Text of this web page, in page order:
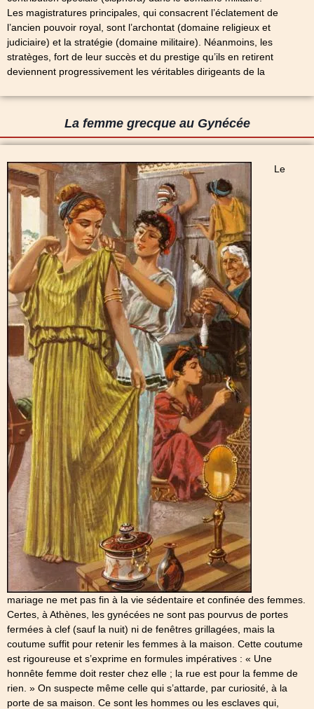
Les magistratures principales, qui consacrent l’éclatement de
l’ancien pouvoir royal, sont l’archontat (domaine religieux et
judiciaire) et la stratégie (domaine militaire). Néanmoins, les
stratèges, fort de leur succès et du prestige qu’ils en retirent
deviennent progressivement les véritables dirigeants de la
La femme grecque au Gynécée
Le
mariage ne met pas fin à la vie sédentaire et confinée des femmes.
Certes, à Athènes, les gynécées ne sont pas pourvus de portes
fermées à clef (sauf la nuit) ni de fenêtres grillagées, mais la
coutume suffit pour retenir les femmes à la maison. Cette coutume
est rigoureuse et s’exprime en formules impératives : « Une
honnête femme doit rester chez elle ; la rue est pour la femme de
rien. » On suspecte même celle qui s’attarde, par curiosité, à la
porte de sa maison. Ce sont les hommes ou les esclaves qui,